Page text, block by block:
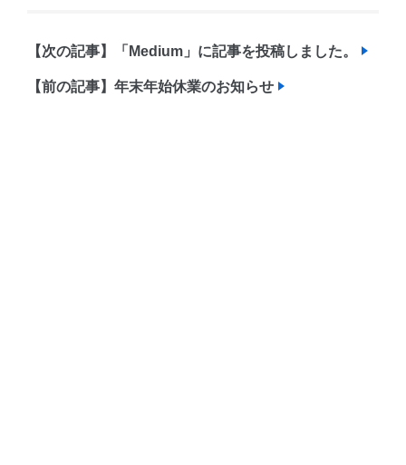
【次の記事】「Medium」に記事を投稿しました。
【前の記事】年末年始休業のお知らせ